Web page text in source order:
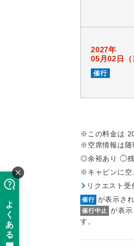
2027年
05月02日（
催行
※この料金は
※空席情報は随
◎余裕あり ◯
※キャビンに空
リクエスト受
催行 が表示さ
催行中止 が表
す。